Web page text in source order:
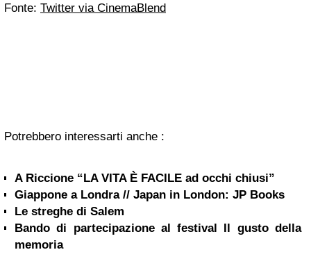
Fonte: Twitter via CinemaBlend
Potrebbero interessarti anche :
A Riccione “LA VITA È FACILE ad occhi chiusi”
Giappone a Londra // Japan in London: JP Books
Le streghe di Salem
Bando di partecipazione al festival Il gusto della
memoria